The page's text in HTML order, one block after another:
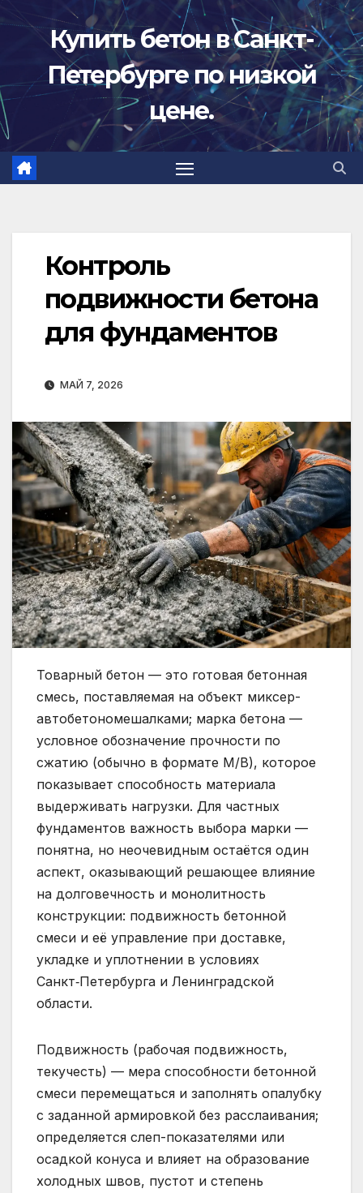
содержимому
Купить бетон в Санкт-
Петербурге по низкой
цене.
Контроль
подвижности бетона
для фундаментов
МАЙ 7, 2026
Товарный бетон — это готовая бетонная
смесь, поставляемая на объект миксер-
автобетономешалками; марка бетона —
условное обозначение прочности по
сжатию (обычно в формате M/В), которое
показывает способность материала
выдерживать нагрузки. Для частных
фундаментов важность выбора марки —
понятна, но неочевидным остаётся один
аспект, оказывающий решающее влияние
на долговечность и монолитность
конструкции: подвижность бетонной
смеси и её управление при доставке,
укладке и уплотнении в условиях
Санкт‑Петербурга и Ленинградской
области.
Подвижность (рабочая подвижность,
текучесть) — мера способности бетонной
смеси перемещаться и заполнять опалубку
с заданной армировкой без расслаивания;
определяется слеп-показателями или
осадкой конуса и влияет на образование
холодных швов, пустот и степень